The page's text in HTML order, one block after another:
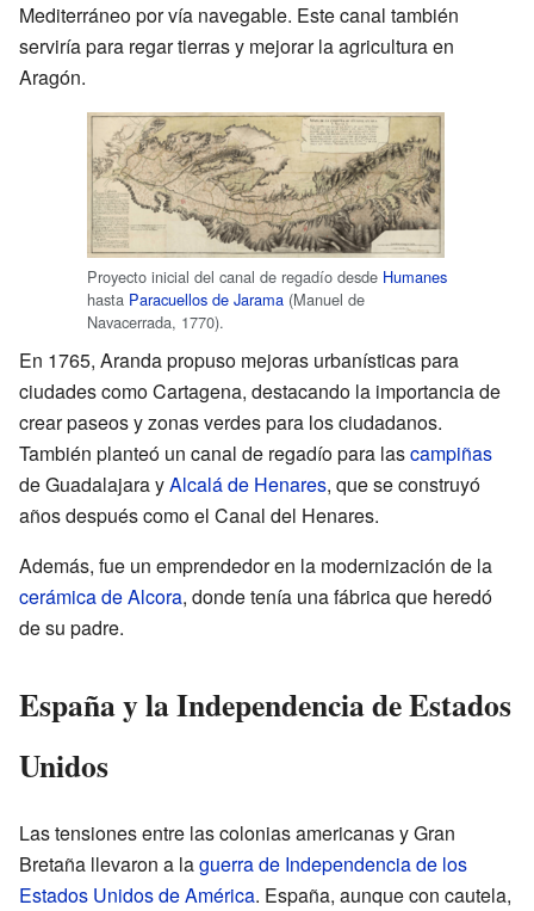
Mediterráneo por vía navegable. Este canal también
serviría para regar tierras y mejorar la agricultura en
Aragón.
Proyecto inicial del canal de regadío desde Humanes
hasta Paracuellos de Jarama (Manuel de
Navacerrada, 1770).
En 1765, Aranda propuso mejoras urbanísticas para
ciudades como Cartagena, destacando la importancia de
crear paseos y zonas verdes para los ciudadanos.
También planteó un canal de regadío para lascampiñas
de Guadalajara yAlcalá de Henares, que se construyó
años después como el Canal del Henares.
Además, fue un emprendedor en la modernización de la
cerámica de Alcora, donde tenía una fábrica que heredó
de su padre.
España y la Independencia de Estados
Unidos
Las tensiones entre las colonias americanas y Gran
Bretaña llevaron a laguerra de Independencia de los
Estados Unidos de América. España, aunque con cautela,